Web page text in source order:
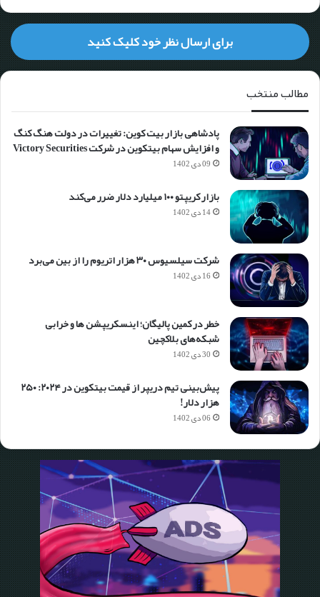
برای ارسال نظر خود کلیک کنید
مطالب منتخب
پادشاهی بازار بیت کوین: تغییرات در دولت هنگ کنگ
و افزایش سهام بیتکوین در شرکت Victory Securities
09 دی 1402
بازار کریپتو ۱۰۰ میلیارد دلار ضرر می‌کند
14 دی 1402
شرکت سیلسیوس ۳۰ هزار اتریوم را از بین می‌برد
16 دی 1402
خطر در کمین پالیگان؛ اینسکریپشن ها و خرابی
شبکه‌های بلاکچین
30 دی 1402
پیش‌بینی تیم دریپر از قیمت بیتکوین در ۲۰۲۴: ۲۵۰
هزار دلار!
06 دی 1402